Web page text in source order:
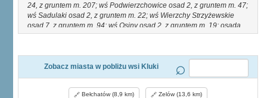
24, z gruntem m. 207; wś Podwierzchowice osad 2, z gruntem m. 47;
wś Sadulaki osad 2, z gruntem m. 22; wś Wierzchy Strzyżewskie
osad 7, z gruntem m. 94; wś Osiny osad 2, z gruntem m. 19; osada
Sadykierz z gruntem m. 18. Gmina K. należy do s. gm. okr. IV w os.
6082 mk. W gminie znajdują się cztery szkoły początkowe i liczne
zakłady fabryczne we wsiach: Kaszewice, Kluki, Lubiec. Obfitość
lasów zajmujących większą część obszaru gminy i obfitość wody
sprzyja rozwojowi fabryk przerabiających płody naturalne (drzewo,
Zobacz miasta w pobliżu wsi Kluki
Bełchatów (8,9 km) Zelów (13,6 km)